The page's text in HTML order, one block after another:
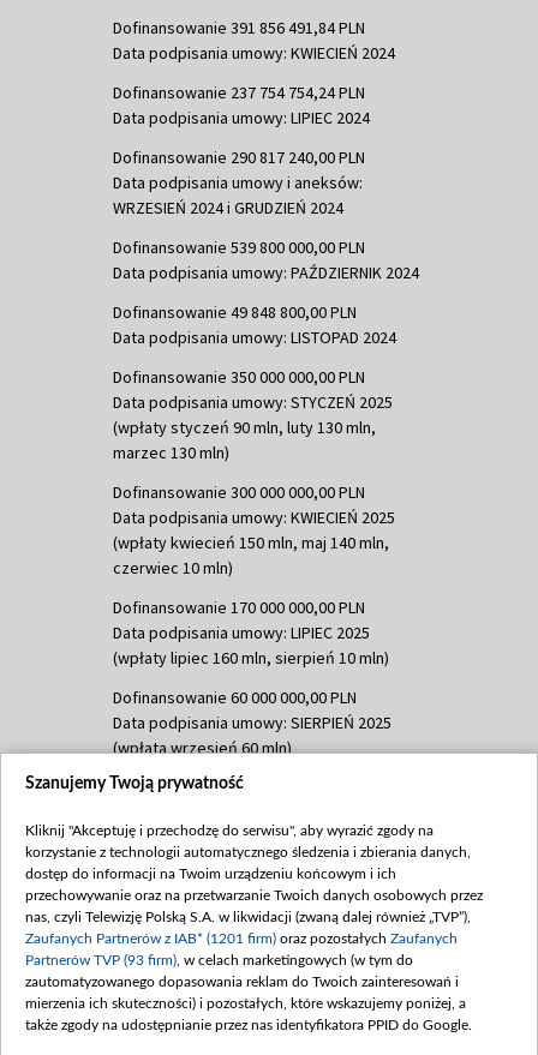
Dofinansowanie 391 856 491,84 PLN
Data podpisania umowy: KWIECIEŃ 2024
Dofinansowanie 237 754 754,24 PLN
Data podpisania umowy: LIPIEC 2024
Dofinansowanie 290 817 240,00 PLN
Data podpisania umowy i aneksów:
WRZESIEŃ 2024 i GRUDZIEŃ 2024
Dofinansowanie 539 800 000,00 PLN
Data podpisania umowy: PAŹDZIERNIK 2024
Dofinansowanie 49 848 800,00 PLN
Data podpisania umowy: LISTOPAD 2024
Dofinansowanie 350 000 000,00 PLN
Data podpisania umowy: STYCZEŃ 2025
(wpłaty styczeń 90 mln, luty 130 mln,
marzec 130 mln)
Dofinansowanie 300 000 000,00 PLN
Data podpisania umowy: KWIECIEŃ 2025
(wpłaty kwiecień 150 mln, maj 140 mln,
czerwiec 10 mln)
Dofinansowanie 170 000 000,00 PLN
Data podpisania umowy: LIPIEC 2025
(wpłaty lipiec 160 mln, sierpień 10 mln)
Dofinansowanie 60 000 000,00 PLN
Data podpisania umowy: SIERPIEŃ 2025
(wpłata wrzesień 60 mln)
Dofinansowanie 635 783 051,21 PLN
(wpłata wrzesień 100 mln, październik 350
mln, listopad 265 mln)
Dofinansowanie 48 862 000,00 PLN
Data podpisania umowy: GRUDZIEŃ 2025
(wpłata grudzień 60,548 mln)
Dofinansowanie 900 000 000,00 PLN
Data podpisania umowy: LUTY 2026 (wpłata
Szanujemy Twoją prywatność
Kliknij "Akceptuję i przechodzę do serwisu", aby wyrazić zgody na
korzystanie z technologii automatycznego śledzenia i zbierania danych,
dostęp do informacji na Twoim urządzeniu końcowym i ich
przechowywanie oraz na przetwarzanie Twoich danych osobowych przez
nas, czyli Telewizję Polską S.A. w likwidacji (zwaną dalej również „TVP”),
Zaufanych Partnerów z IAB* (1201 firm) oraz pozostałych Zaufanych
Partnerów TVP (93 firm) , w celach marketingowych (w tym do
zautomatyzowanego dopasowania reklam do Twoich zainteresowań i
mierzenia ich skuteczności) i pozostałych, które wskazujemy poniżej, a
także zgody na udostępnianie przez nas identyfikatora PPID do Google.